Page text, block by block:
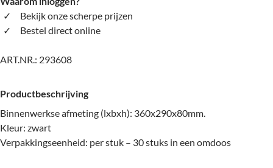
Bekijk onze scherpe prijzen
Bestel direct online
ART.NR.: 293608
Productbeschrijving
Binnenwerkse afmeting (lxbxh): 360x290x80mm.
Kleur: zwart
Verpakkingseenheid: per stuk – 30 stuks in een omdoos